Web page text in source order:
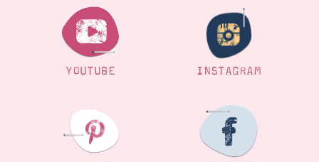
YOUTUBE INSTAGRAM